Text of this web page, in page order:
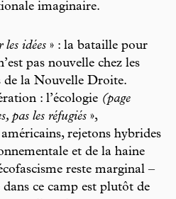
imaginaire.
idées » : la bataille pour
pas nouvelle chez les
de la Nouvelle Droite.
: l’écologie (page
pas les réfugiés »,
américains, rejetons hybrides
et de la haine
reste marginal –
ce camp est plutôt de